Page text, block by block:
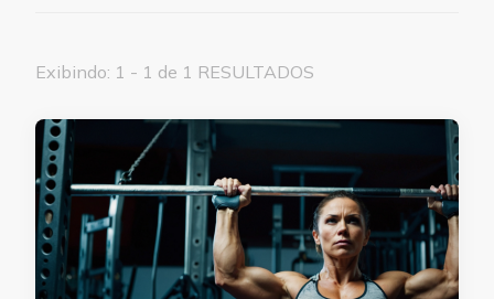
Exibindo: 1 - 1 de 1 RESULTADOS